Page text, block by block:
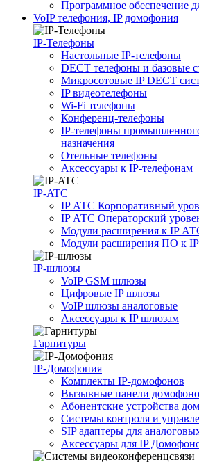
Программное обеспечение
VoIP телефония, IP домофония
IP-Телефоны
Настольные IP-телефоны
DECT телефоны и базовые
Микросотовые IP DECT
IP видеотелефоны
Wi-Fi телефоны
Конференц-телефоны
IP-телефоны
назначения
Отельные телефоны
Аксессуары к IP-телефонам
IP-ATC
IP АТС Корпоративный
IP АТС Операторский
Модули расширения к IP
Модули расширения ПО к
IP-шлюзы
VoIP GSM шлюзы
Цифровые IP шлюзы
VoIP шлюзы аналоговые
Аксессуары к IP шлюзам
Гарнитуры
IP-Домофония
Комплекты IP-домофонов
Вызывные панели
Абонентские устройства
Системы контроля и
SIP адаптеры для
Аксессуары для IP